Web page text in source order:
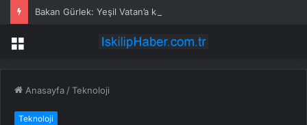
Menü
Anasayfa /Teknoloji
Teknoloji